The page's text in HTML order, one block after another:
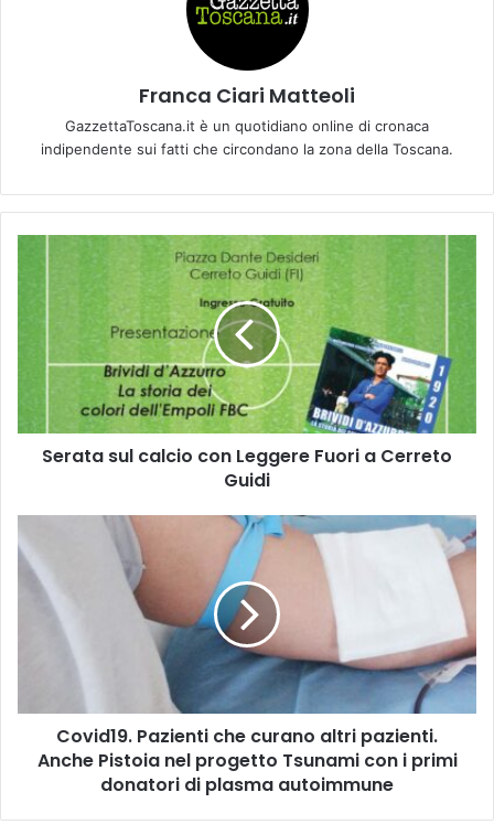
Franca Ciari Matteoli
GazzettaToscana.it è un quotidiano online di cronaca
indipendente sui fatti che circondano la zona della Toscana.
l
i
F
Serata sul calcio con Leggere Fuori a Cerreto
Guidi
o
P
n
Covid19. Pazienti che curano altri pazienti.
Anche Pistoia nel progetto Tsunami con i primi
donatori di plasma autoimmune